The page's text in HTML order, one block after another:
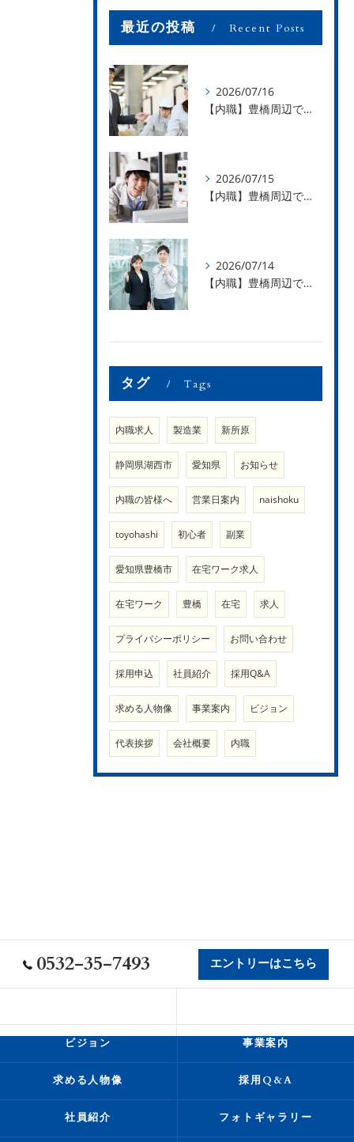
最近の投稿 Recent Posts
2026/07/16
【内職】豊橋周辺で内職のお仕事を探している方募集中！【お仕事の内容】
2026/07/15
【内職】豊橋周辺で内職のお仕事を探している方募集中！【急な学級閉鎖も安心】
2026/07/14
【内職】豊橋周辺で内職のお仕事を探している方募集中！【内職さまのお声②】
タグ Tags
内職求人 製造業 新所原
静岡県湖西市 愛知県 お知らせ
内職の皆様へ 営業日案内 naishoku
toyohashi 初心者 副業
愛知県豊橋市 在宅ワーク求人
在宅ワーク 豊橋 在宅 求人
プライバシーポリシー お問い合わせ
採用申込 社員紹介 採用Q&A
求める人物像 事業案内 ビジョン
代表挨拶 会社概要 内職
0532-35-7493 エントリーはこちら
ビジョン 事業案内
求める人物像 採用Q&A
社員紹介 フォトギャラリー